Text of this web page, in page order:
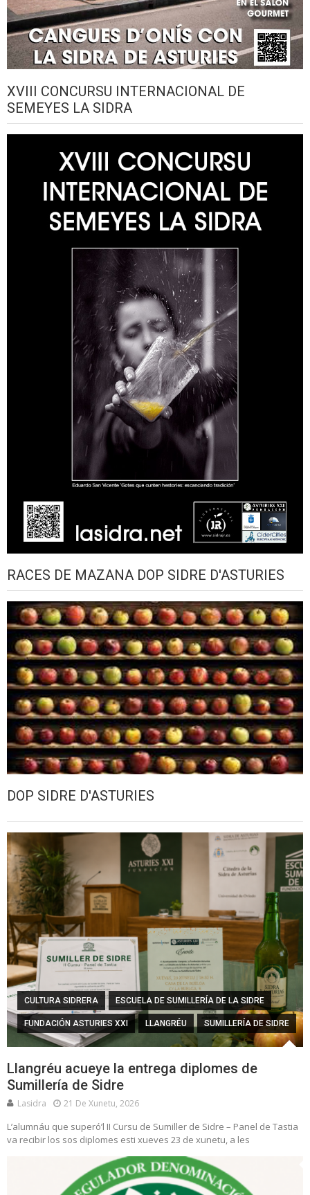
XVIII CONCURSU INTERNACIONAL DE
SEMEYES LA SIDRA
RACES DE MAZANA DOP SIDRE D'ASTURIES
DOP SIDRE D'ASTURIES
CULTURA SIDRERA ESCUELA DE SUMILLERÍA DE LA SIDRE
FUNDACIÓN ASTURIES XXI LLANGRÉU SUMILLERÍA DE SIDRE
Llangréu acueye la entrega diplomes de
Sumillería de Sidre
Lasidra 21 De Xunetu, 2026
L’alumnáu que superó’l II Cursu de Sumiller de Sidre – Panel de Tastia
va recibir los sos diplomes esti xueves 23 de xunetu, a les